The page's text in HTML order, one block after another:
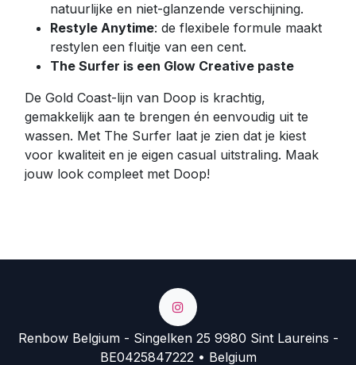
natuurlijke en niet-glanzende verschijning.
Restyle Anytime: de flexibele formule maakt
restylen een fluitje van een cent.
The Surfer is een Glow Creative paste
De Gold Coast-lijn van Doop is krachtig,
gemakkelijk aan te brengen én eenvoudig uit te
wassen. Met The Surfer laat je zien dat je kiest
voor kwaliteit en je eigen casual uitstraling. Maak
jouw look compleet met Doop!
Renbow Belgium - Singelken 25 9980 Sint Laureins -
BE0425847222 • Belgium